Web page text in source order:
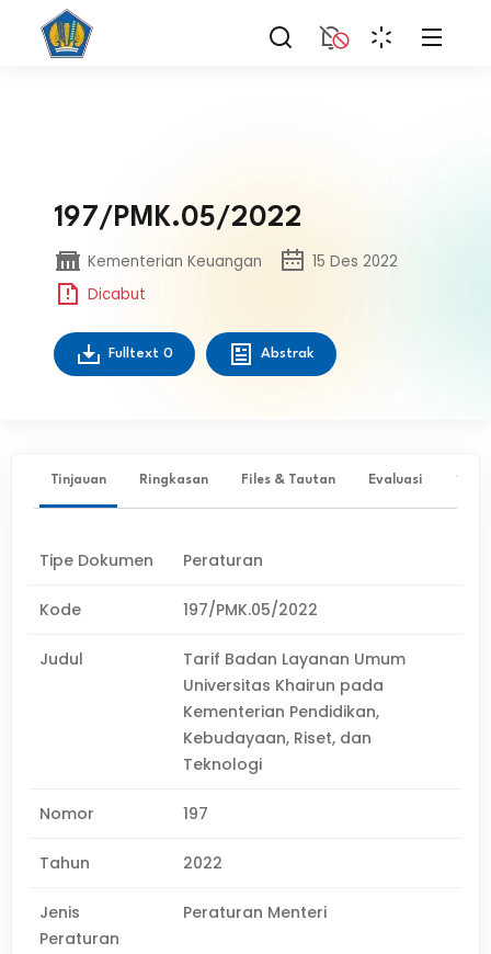
197/PMK.05/2022
Kementerian Keuangan
15 Des 2022
Dicabut
Fulltext 0 Abstrak
Tinjauan Ringkasan Files & Tautan Evaluasi ✨
Tipe Dokumen Peraturan
Kode 197/PMK.05/2022
Judul
Tarif Badan Layanan Umum
Universitas Khairun pada
Kementerian Pendidikan,
Kebudayaan, Riset, dan
Teknologi
Nomor 197
Tahun 2022
Jenis
Peraturan
Peraturan Menteri